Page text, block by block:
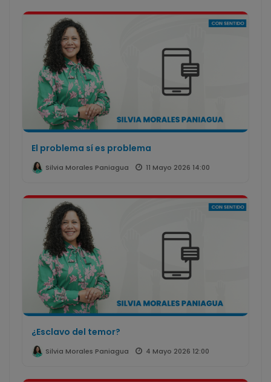
El problema sí es problema
Silvia Morales Paniagua 11 Mayo 2026 14:00
¿Esclavo del temor?
Silvia Morales Paniagua 4 Mayo 2026 12:00